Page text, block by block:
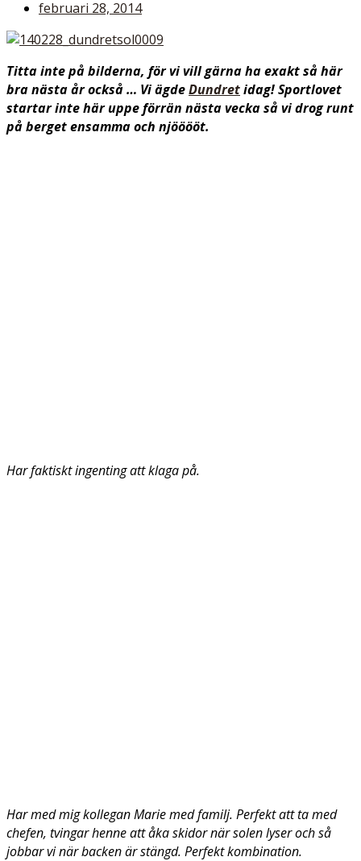
februari 28, 2014
Titta inte på bilderna, för vi vill gärna ha exakt så här
bra nästa år också … Vi ägdeDundretidag! Sportlovet
startar inte här uppe förrän nästa vecka så vi drog runt
på berget ensamma och njööööt.
Har faktiskt ingenting att klaga på.
Har med mig kollegan Marie med familj. Perfekt att ta med
chefen, tvingar henne att åka skidor när solen lyser och så
jobbar vi när backen är stängd. Perfekt kombination.